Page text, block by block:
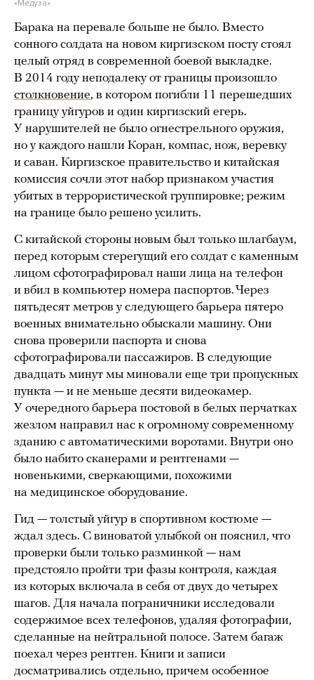
«Медуза»
Барака на перевале больше не было. Вместо
сонного солдата на новом киргизском посту стоял
целый отряд в современной боевой выкладке.
В 2014 году неподалеку от границы произошло
столкновение, в котором погибли 11 перешедших
границу уйгуров и один киргизский егерь.
У нарушителей не было огнестрельного оружия,
но у каждого нашли Коран, компас, нож, веревку
и саван. Киргизское правительство и китайская
комиссия сочли этот набор признаком участия
убитых в террористической группировке; режим
на границе было решено усилить.
С китайской стороны новым был только шлагбаум,
перед которым стерегущий его солдат с каменным
лицом сфотографировал наши лица на телефон
и вбил в компьютер номера паспортов. Через
пятьдесят метров у следующего барьера пятеро
военных внимательно обыскали машину. Они
снова проверили паспорта и снова
сфотографировали пассажиров. В следующие
двадцать минут мы миновали еще три пропускных
пункта — и не меньше десяти видеокамер.
У очередного барьера постовой в белых перчатках
жезлом направил нас к огромному современному
зданию с автоматическими воротами. Внутри оно
было набито сканерами и рентгенами —
новенькими, сверкающими, похожими
на медицинское оборудование.
Гид — толстый уйгур в спортивном костюме —
ждал здесь. С виноватой улыбкой он пояснил, что
проверки были только разминкой — нам
предстояло пройти три фазы контроля, каждая
из которых включала в себя от двух до четырех
шагов. Для начала пограничники исследовали
содержимое всех телефонов, удаляя фотографии,
сделанные на нейтральной полосе. Затем багаж
поехал через рентген. Книги и записи
досматривались отдельно, причем особенное